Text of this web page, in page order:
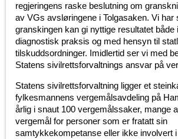
regjeringens raske beslutning om
av VGs avsløringene i Tolgasaken. Vi har
granskingen kan gi nyttige resultatet både
diagnostisk praksis og med hensyn til
tilskuddsordninger. Imidlertid ser vi med
Statens sivilrettsforvaltnings ansvar på
Statens sivilrettsforvaltning ligger et
fylkesmannens vergemålsavdeling på
årlig i snaut 100 vergemålssaker, mange
vergemål for personer som er fratatt sin
samtykkekompetanse eller ikke involvert